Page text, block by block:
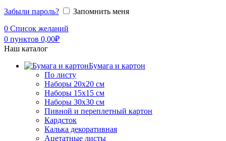
Забыли пароль?
Запомнить меня
0 Список желаний
0 пунктов 0,00₽
Наш каталог
Бумага и картон
По листу
Наборы 20х20 см
Наборы 15х15 см
Наборы 30х30 см
Пивной и переплетный картон
Кардсток
Калька декоративная
Ацетатные листы